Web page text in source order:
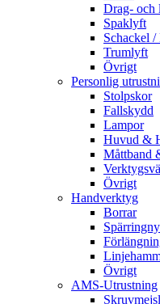
Drag- och
Spaklyft
Schackel
Trumlyft
Övrigt
Personlig
Stolpskor
Fallskydd
Lampor
Huvud &
Måttband
Övrigt
Handverktyg
Borrar
Övrigt
AMS-Utrustning